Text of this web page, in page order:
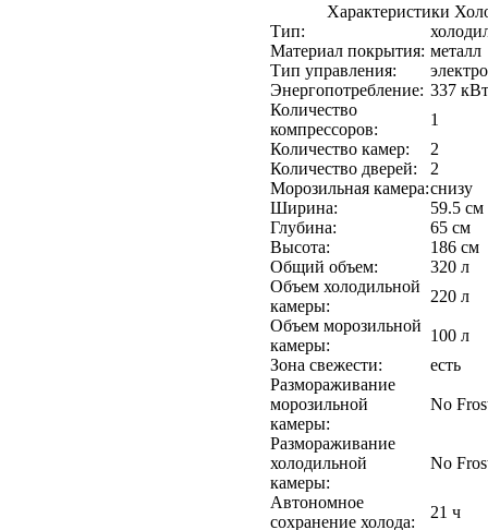
Характеристики
Тип:
Материал покрытия: металл
Тип управления:
Энергопотребление: 337
Количество
компрессоров:
1
Количество камер:
2
Количество дверей:
2
Морозильная камера:снизу
Ширина:
59.5 см
Глубина:
65 см
Высота:
186 см
Общий объем:
320 л
Объем холодильной
камеры:
220 л
Объем морозильной
камеры:
100 л
Зона свежести:
есть
Размораживание
морозильной
камеры:
No
Размораживание
холодильной
камеры:
No
Автономное
сохранение холода:
21 ч